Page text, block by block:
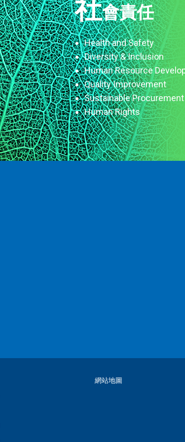
社會責任
Health and Safety
Diversity & Inclusion
Human Resource
Quality Improvement
Sustainable Procurement
Human Rights
網站地圖